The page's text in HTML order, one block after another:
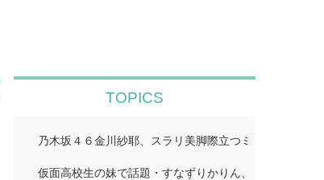
TOPICS
乃木坂４６金川紗耶、スラリ美脚際立つミニロンパー
仮面高校生の妹で話題・すなずりかりん、人生初の“裸